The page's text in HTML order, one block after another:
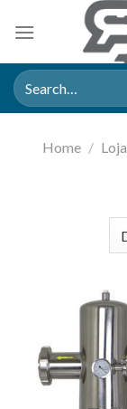
Search
for:
Home / Loja